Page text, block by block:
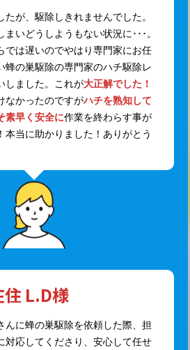
が、駆除しきれませんでした。
いどうしようもない状況に･･･。
では遅いのでやはり専門家にお任
蜂の巣駆除の専門家のハチ駆除レ
しました。これが大正解でした！
なかったのですがハチを熟知して
素早く安全に作業を終わらす事が
本当に助かりました！ありがとう
L.D様
んに蜂の巣駆除を依頼した際、担
対応してくださり、安心して任せ